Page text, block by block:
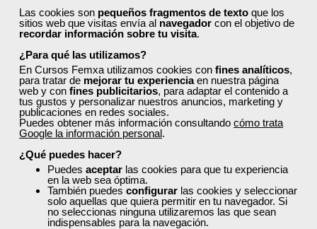
Las cookies son pequeños fragmentos de texto que los
sitios web que visitas envía al navegador con el objetivo de
recordar información sobre tu visita.
¿Para qué las utilizamos?
En Cursos Femxa utilizamos cookies con fines analíticos,
para tratar de mejorar tu experienciaen nuestra página
web y con fines publicitarios, para adaptar el contenido a
tus gustos y personalizar nuestros anuncios, marketing y
publicaciones en redes sociales.
Puedes obtener más información consultando cómo trata
Google la información personal.
¿Qué puedes hacer?
Puedes aceptar las cookies para que tu experiencia
en la web sea óptima.
También puedes configurar las cookies y seleccionar
solo aquellas que quiera permitir en tu navegador. Si
no seleccionas ninguna utilizaremos las que sean
indispensables para la navegación.
Si te dedicas profesionalmente al
Sector Servicios a las E
mpresas
y estás trabajando en una empresa de este sector, consulta
loscursos gratuitosque encontrarás a continuación.
Leer más ...